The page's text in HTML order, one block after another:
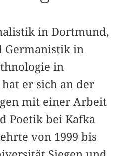
in Dortmund,
Germanistik in
in
hat er sich an der
mit einer Arbeit
Poetik bei Kafka
von 1999 bis